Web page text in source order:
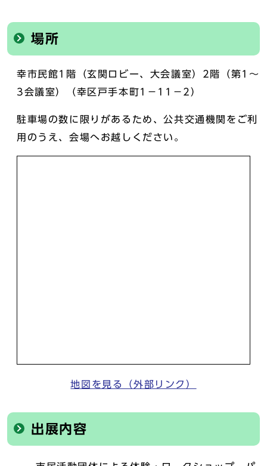
場所
幸市民館1階（玄関ロビー、大会議室）2階（第1～
3会議室）（幸区戸手本町1－11－2）
駐車場の数に限りがあるため、公共交通機関をご利
用のうえ、会場へお越しください。
地図を見る（外部リンク）
出展内容